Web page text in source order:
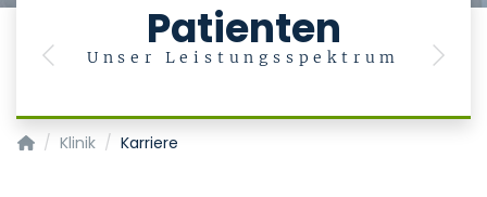
Patienten
Unser Leistungsspektrum
Previous Next
Klinik für Thoraxchirurgie
Klinik Karriere